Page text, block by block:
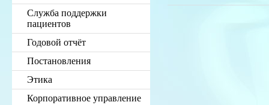
Служба поддержки
пациентов
Годовой отчёт
Постановления
Этика
Корпоративное управление